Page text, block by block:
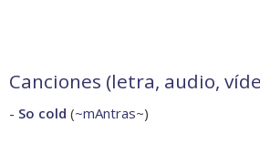
Canciones (letra, audio,
- So cold (~mAntras~)